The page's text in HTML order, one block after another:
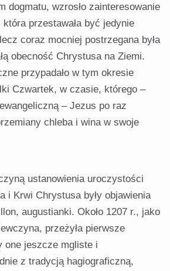
dogmatu, wzrosło zainteresowanie
przestawała być jedynie
coraz mocniej postrzegana była
obecność Chrystusa na Ziemi.
przypadało w tym okresie
Czwartek, w czasie, którego –
– Jezus po raz
chleba i wina w swoje
ustanowienia uroczystości
i Krwi Chrystusa były objawienia
augustianki. Około 1207 r., jako
przeżyła pierwsze
one jeszcze mgliste i
z tradycją hagiograficzną,